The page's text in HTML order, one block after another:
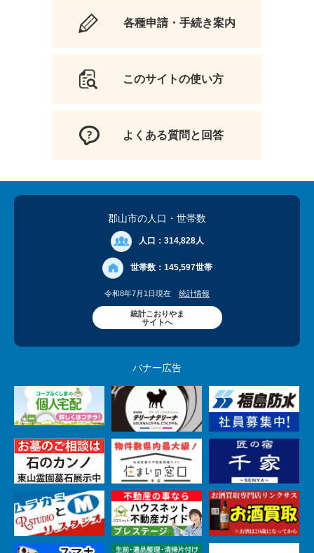
各種申請・手続き案内
このサイトの使い方
よくある質問と回答
郡山市の人口 ・世帯数
人口： 314,828人
世帯数： 145,597世帯
令和8年7月1日現在 統計情報
統計こおりやま
サイトへ
バナー広告